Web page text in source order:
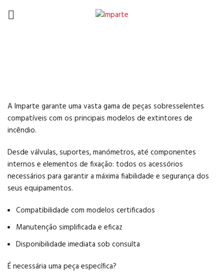
A Imparte garante uma vasta gama de peças sobresselentes
compatíveis com os principais modelos de extintores de
incêndio.
Desde válvulas, suportes, manómetros, até componentes
internos e elementos de fixação: todos os acessórios
necessários para garantir a máxima fiabilidade e segurança dos
seus equipamentos.
Compatibilidade com modelos certificados
Manutenção simplificada e eficaz
Disponibilidade imediata sob consulta
É necessária uma peça específica?